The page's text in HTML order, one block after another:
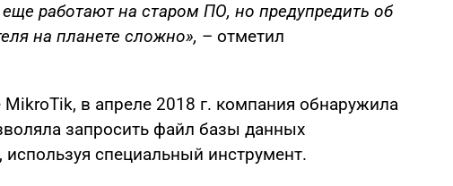
работают на старом ПО, но предупредить об
на планете сложно», – отметил
в апреле 2018 г. компания обнаружила
запросить файл базы данных
специальный инструмент.